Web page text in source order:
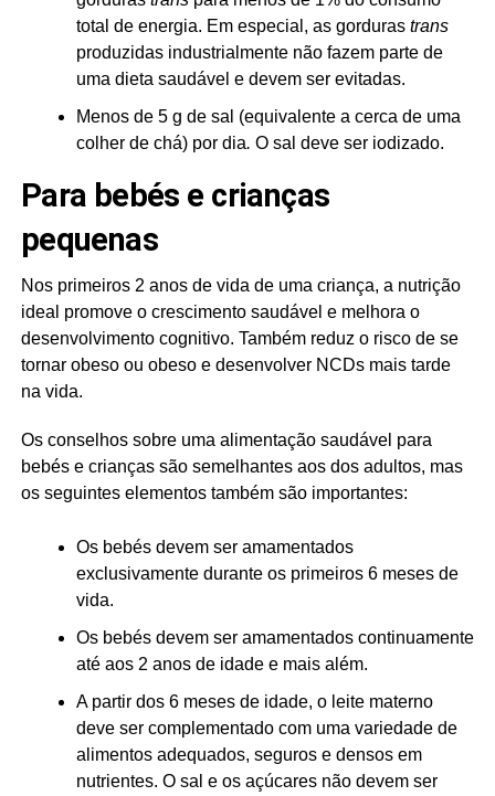
total de energia. Em especial, as gorduras trans
produzidas industrialmente não fazem parte de
uma dieta saudável e devem ser evitadas.
Menos de 5 g de sal (equivalente a cerca de uma
colher de chá) por dia. O sal deve ser iodizado.
Para bebés e crianças
pequenas
Nos primeiros 2 anos de vida de uma criança, a nutrição
ideal promove o crescimento saudável e melhora o
desenvolvimento cognitivo. Também reduz o risco de se
tornar obeso ou obeso e desenvolver NCDs mais tarde
na vida.
Os conselhos sobre uma alimentação saudável para
bebés e crianças são semelhantes aos dos adultos, mas
os seguintes elementos também são importantes:
Os bebés devem ser amamentados
exclusivamente durante os primeiros 6 meses de
vida.
Os bebés devem ser amamentados continuamente
até aos 2 anos de idade e mais além.
A partir dos 6 meses de idade, o leite materno
deve ser complementado com uma variedade de
alimentos adequados, seguros e densos em
nutrientes. O sal e os açúcares não devem ser